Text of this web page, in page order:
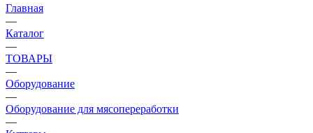
Главная
—
Каталог
—
ТОВАРЫ
—
Оборудование
—
Оборудование для мясопереработки
—